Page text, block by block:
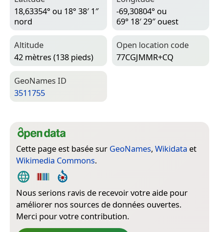
18,63354° ou 18° 38′ 1″
nord
-69,30804° ou
69° 18′ 29″ ouest
Altitude
42 mètres (138 pieds)
Open location code
77CGJMMR+CQ
Geo­Names ID
3511755
Cette page est basée sur GeoNames, Wikidata et
Wikimedia Commons.
Nous serions ravis de recevoir votre aide pour
améliorer nos sources de données ouvertes.
Merci pour votre contribution.